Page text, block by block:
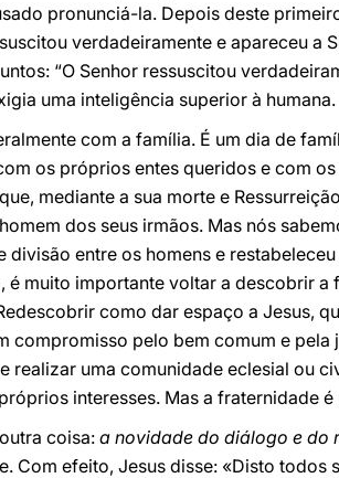
pronunciá-la. Depois deste
verdadeiramente e apareceu a
“O Senhor ressuscitou
uma inteligência superior à humana.
com a família. É um dia de
os próprios entes queridos e com
mediante a sua morte e
dos seus irmãos. Mas nós
divisão entre os homens e
é muito importante voltar a descobrir
como dar espaço a Jesus,
compromisso pelo bem comum e pela
realizar uma comunidade eclesial ou
interesses. Mas a fraternidade
coisa: a novidade do diálogo e do
Com efeito, Jesus disse: «Disto todos